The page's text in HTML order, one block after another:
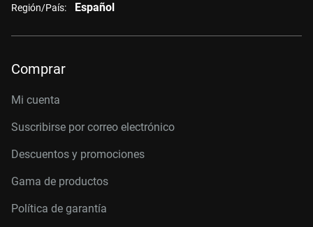
Región/País: Español
Comprar
Mi cuenta
Suscribirse por correo electrónico
Descuentos y promociones
Gama de productos
Política de garantía